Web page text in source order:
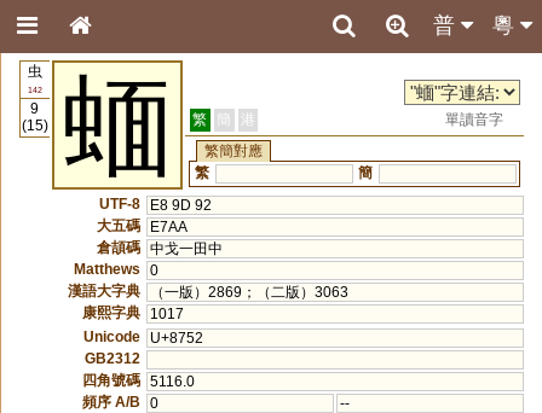
粵
普
虫
142
9
(15)
蝒 繁 簡 港
單讀音字
繁簡對應
繁
簡
UTF-8
E8 9D 92
大五碼
E7AA
倉頡碼 中戈一田中
Matthews
0
漢語大字典
（一版）2869；（二版）3063
康熙字典
1017
Unicode
U+8752
GB2312
四角號碼 5116.0
頻序 A/B
0
--